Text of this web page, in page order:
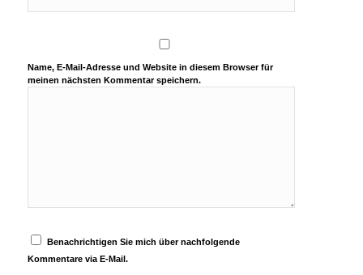
Name, E-Mail-Adresse und Website in diesem Browser für
meinen nächsten Kommentar speichern.
Benachrichtigen Sie mich über nachfolgende
Kommentare via E-Mail.